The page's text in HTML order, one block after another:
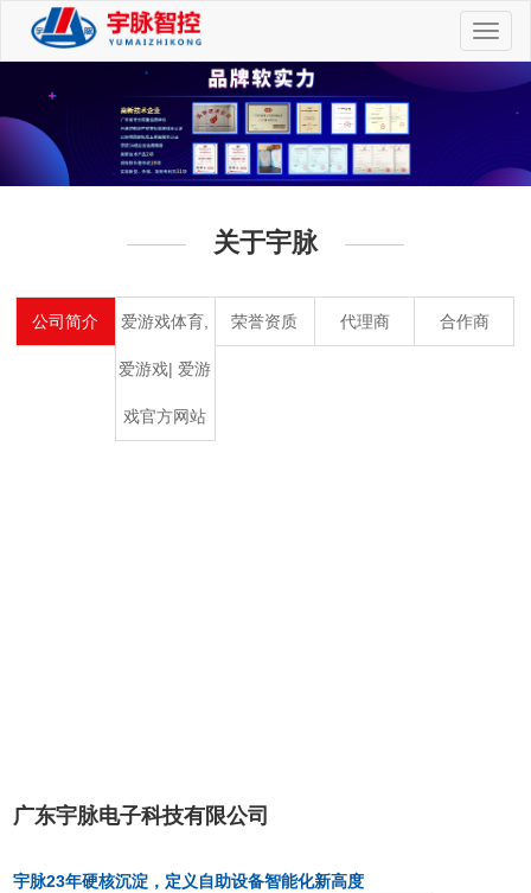
切
换
关于宇脉
公司简介 爱游戏体育,
爱游戏| 爱游
戏官方网站
荣誉资质 代理商 合作商
广东宇脉电子科技有限公司
宇脉23年硬核沉淀，定义自助设备智能化新高度